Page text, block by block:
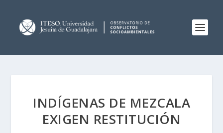
INDÍGENAS DE MEZCALA
EXIGEN RESTITUCIÓN